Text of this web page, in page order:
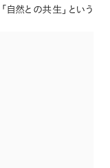
「 自然との共生 」 という